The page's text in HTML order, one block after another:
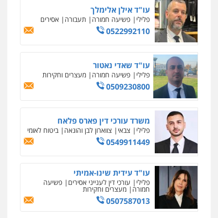
עו"ד יאיר בן סימון
פלילי תעבורה אזרחי
0505719060
עו"ד נס בן נתן
פלילי כלכלי פשיעה חמורה
0505555110
עו"ד משה פלמור
פלילי כלכלי צווארון לבן
אסירים
0549732303
סלימאן אבו שעירה – משרד עורכי דין
פלילי בטחוני צבאי
0547780927